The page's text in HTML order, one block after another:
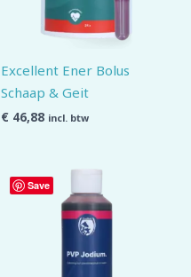
Excellent Ener Bolus
Schaap & Geit
€ 46,88 incl. btw
Save